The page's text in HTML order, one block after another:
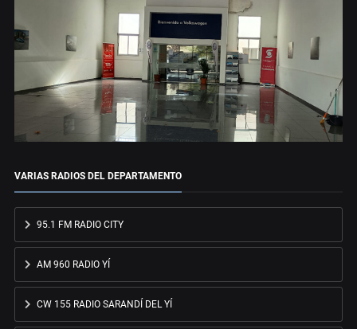
VARIAS RADIOS DEL DEPARTAMENTO
95.1 FM RADIO CITY
AM 960 RADIO YÍ
CW 155 RADIO SARANDÍ DEL YÍ